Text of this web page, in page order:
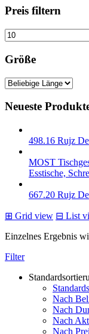
Preis filtern
Min.
Preis
Größe
Neueste
498.16 Rujz
MOST
Esstische,
667.20 Rujz
⊞ Grid view ⊟ List
Einzelnes Ergebnis
Filter
Nach
Nach
Nach
Nach